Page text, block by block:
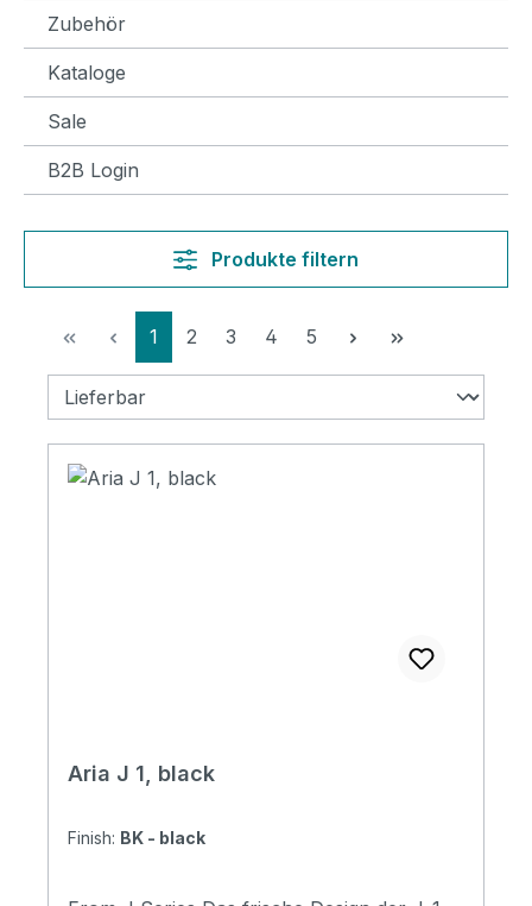
Zubehör
Kataloge
Sale
B2B Login
Produkte filtern
Seite
1 Seite
2 Seite
3 Seite
4 Seite
5
Aria J 1, black
Finish: BK - black